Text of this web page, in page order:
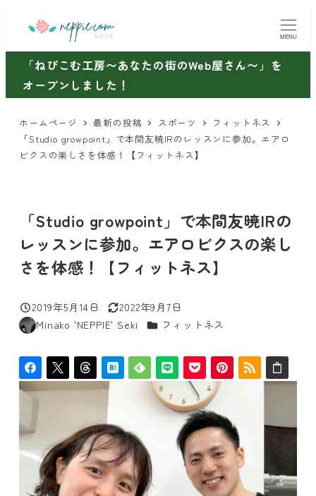
ン
ン
MENU
「ねぴこむ工房〜あなたの街のWeb屋さん〜」を
オープンしました！
ホームページ 最新の投稿 スポーツ
フィットネス
「Studio growpoint」で本間友暁IRのレッスンに参加。エアロ
ビクスの楽しさを体感！【フィットネス】
「Studio growpoint」で本間友暁IRの
レッスンに参加。エアロビクスの楽し
さを体感！【フィットネス】
投稿日
2019年5月14日
更新日
2022年9月7日
著
Minako 'NEPPIE' Seki カテゴリー
フィットネス